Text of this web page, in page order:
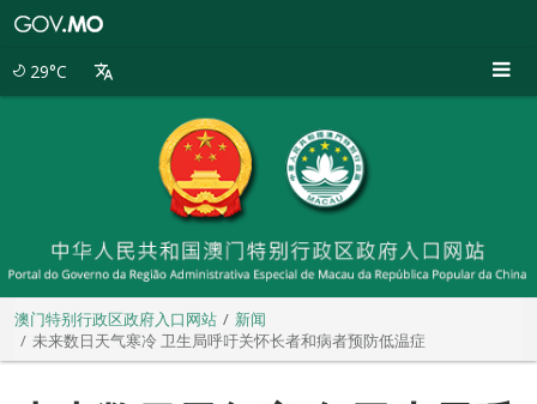
29°C
澳门特别行政区政府入口网站
新闻
未来数日天气寒冷 卫生局呼吁关怀长者和病者预防低温症